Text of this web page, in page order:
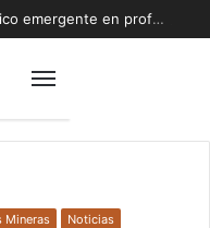
Detección de un fenómeno sísmico emergente en profundidad con riesgos diferentes a los conocidos paraliza Andes Norte
Mineras Noticias